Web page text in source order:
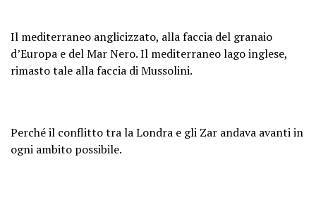
Il mediterraneo anglicizzato, alla faccia del granaio
d’Europa e del Mar Nero. Il mediterraneo lago inglese,
rimasto tale alla faccia di Mussolini.
Perché il conflitto tra la Londra e gli Zar andava avanti in
ogni ambito possibile.